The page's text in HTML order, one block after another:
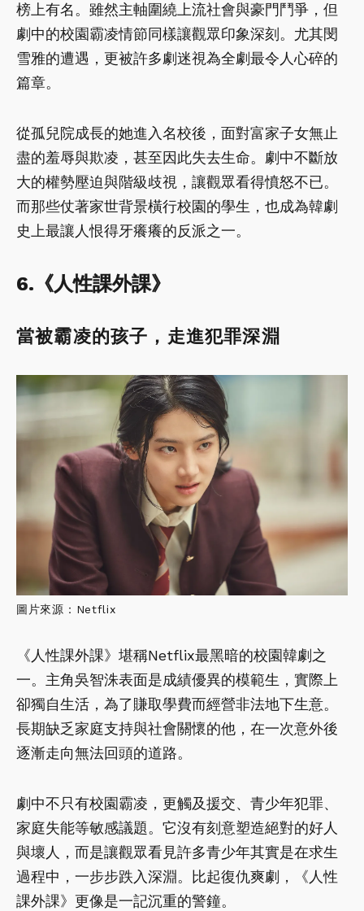
榜上有名。雖然主軸圍繞上流社會與豪門鬥爭，但
劇中的校園霸凌情節同樣讓觀眾印象深刻。尤其閔
雪雅的遭遇，更被許多劇迷視為全劇最令人心碎的
篇章。
從孤兒院成長的她進入名校後，面對富家子女無止
盡的羞辱與欺凌，甚至因此失去生命。劇中不斷放
大的權勢壓迫與階級歧視，讓觀眾看得憤怒不已。
而那些仗著家世背景橫行校園的學生，也成為韓劇
史上最讓人恨得牙癢癢的反派之一。
6.《人性課外課》
當被霸凌的孩子，走進犯罪深淵
圖片來源：Netflix
《人性課外課》堪稱Netflix最黑暗的校園韓劇之
一。主角吳智洙表面是成績優異的模範生，實際上
卻獨自生活，為了賺取學費而經營非法地下生意。
長期缺乏家庭支持與社會關懷的他，在一次意外後
逐漸走向無法回頭的道路。
劇中不只有校園霸凌，更觸及援交、青少年犯罪、
家庭失能等敏感議題。它沒有刻意塑造絕對的好人
與壞人，而是讓觀眾看見許多青少年其實是在求生
過程中，一步步跌入深淵。比起復仇爽劇，《人性
課外課》更像是一記沉重的警鐘。